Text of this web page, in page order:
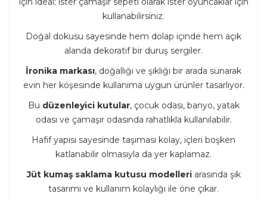
kullanabilirsiniz.
Doğal dokusu sayesinde hem dolap içinde hem açık
alanda dekoratif bir duruş sergiler.
İronika markası, doğallığı ve şıklığı bir arada sunarak
evin her köşesinde kullanıma uygun ürünler tasarlıyor.
Bu düzenleyici kutular, çocuk odası, banyo, yatak
odası ve çamaşır odasında rahatlıkla kullanılabilir.
Hafif yapısı sayesinde taşıması kolay, içleri boşken
katlanabilir olmasıyla da yer kaplamaz.
Jüt kumaş saklama kutusu modelleriarasında şık
tasarımı ve kullanım kolaylığı ile öne çıkar.